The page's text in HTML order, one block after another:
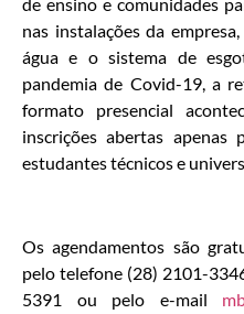
nas instalações da
água e o sistema de
pandemia de Covid-19, a
formato presencial
inscrições abertas apenas
estudantes técnicos e
Os agendamentos são
pelo telefone (28) 2101-
5391 ou pelo e-mail